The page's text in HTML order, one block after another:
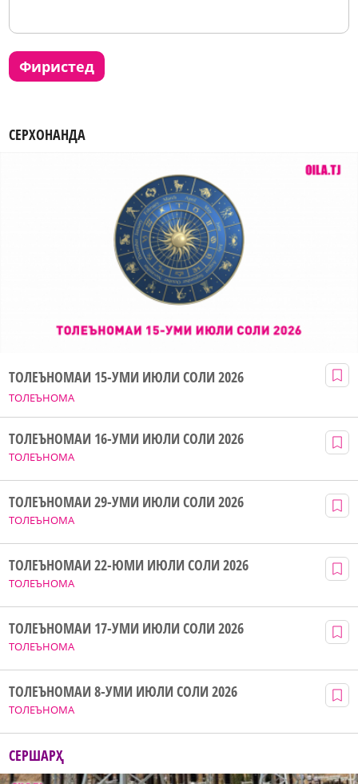
фиристед
СЕРХОНАНДА
ТОЛЕЪНОМА
ТОЛЕЪНОМАИ 15-УМИ ИЮЛИ СОЛИ 2026
ТОЛЕЪНОМА
ТОЛЕЪНОМАИ 16-УМИ ИЮЛИ СОЛИ 2026
ТОЛЕЪНОМА
ТОЛЕЪНОМАИ 29-УМИ ИЮЛИ СОЛИ 2026
ТОЛЕЪНОМА
ТОЛЕЪНОМАИ 22-ЮМИ ИЮЛИ СОЛИ 2026
ТОЛЕЪНОМА
ТОЛЕЪНОМАИ 17-УМИ ИЮЛИ СОЛИ 2026
ТОЛЕЪНОМА
ТОЛЕЪНОМАИ 8-УМИ ИЮЛИ СОЛИ 2026
СЕРШАРҲ